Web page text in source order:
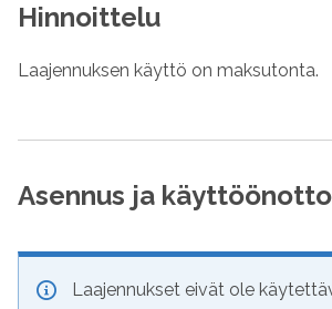
Hinnoittelu
Laajennuksen käyttö on maksutonta.
Asennus ja käyttöönotto
Laajennukset eivät ole